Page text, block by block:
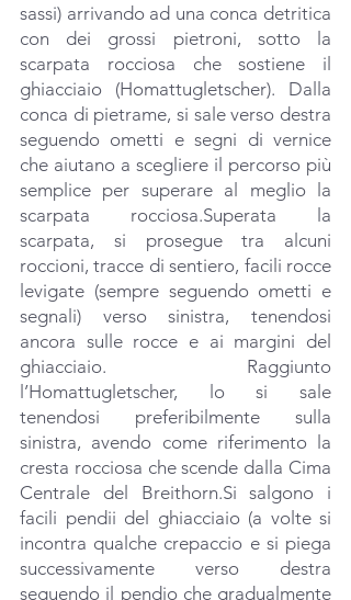
sassi) arrivando ad una conca detritica
con dei grossi pietroni, sotto la
scarpata rocciosa che sostiene il
ghiacciaio (Homattugletscher). Dalla
conca di pietrame, si sale verso destra
seguendo ometti e segni di vernice
che aiutano a scegliere il percorso più
semplice per superare al meglio la
scarpata rocciosa.Superata la
scarpata, si prosegue tra alcuni
roccioni, tracce di sentiero, facili rocce
levigate (sempre seguendo ometti e
segnali) verso sinistra, tenendosi
ancora sulle rocce e ai margini del
ghiacciaio. Raggiunto
l’Homattugletscher, lo si sale
tenendosi preferibilmente sulla
sinistra, avendo come riferimento la
cresta rocciosa che scende dalla Cima
Centrale del Breithorn.Si salgono i
facili pendii del ghiacciaio (a volte si
incontra qualche crepaccio e si piega
successivamente verso destra
seguendo il pendio che gradualmente